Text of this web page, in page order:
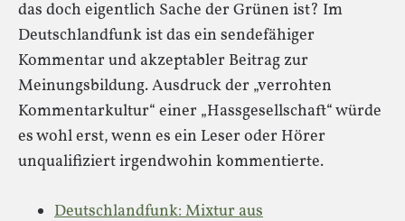
das doch eigentlich Sache der Grünen ist? Im
Deutschlandfunk ist das ein sendefähiger
Kommentar und akzeptabler Beitrag zur
Meinungsbildung. Ausdruck der „verrohten
Kommentarkultur“ einer „Hassgesellschaft“ würde
es wohl erst, wenn es ein Leser oder Hörer
unqualifiziert irgendwohin kommentierte.
Deutschlandfunk: Mixtur aus